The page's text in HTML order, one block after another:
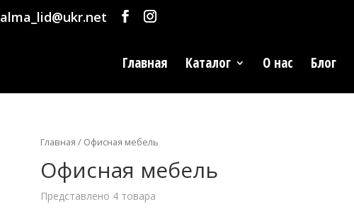
alma_lid@ukr.net
Главная Каталог О нас Блог
Главная / Офисная мебель
Офисная мебель
Представлено 4 товара